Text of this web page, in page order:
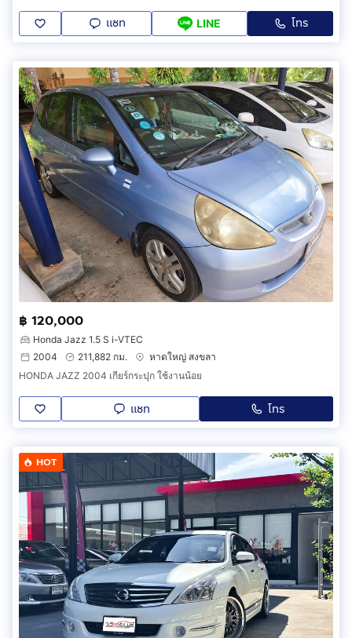
แชท LINE โทร
฿ 120,000
Honda Jazz 1.5 S i-VTEC
2004
211,882 กม.
หาดใหญ่ สงขลา
HONDA JAZZ 2004 เกียร์กระปุก ใช้งานน้อย
แชท โทร
HOT